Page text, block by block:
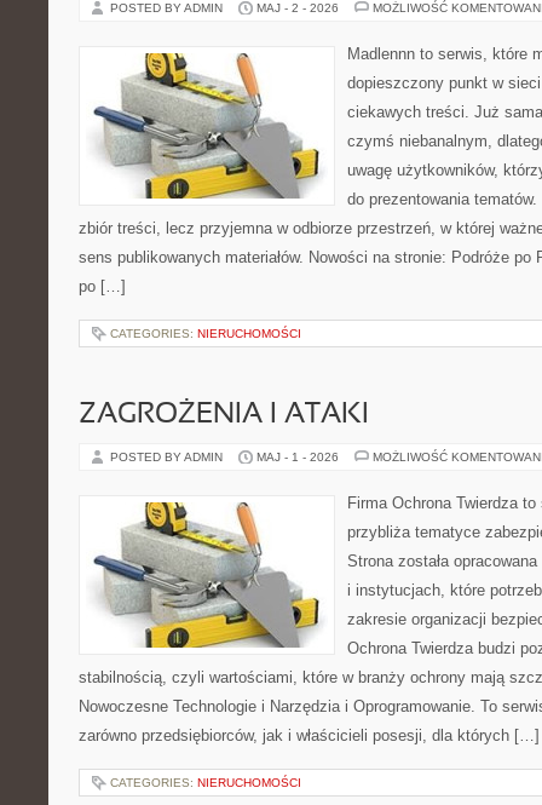
POSTED BY ADMIN MAJ - 2 - 2026 MOŻLIWOŚĆ
Madlennn to serwis, które
dopieszczony punkt w
ciekawych treści. Już
czymś niebanalnym,
uwagę użytkowników,
do prezentowania
zbiór treści, lecz przyjemna w odbiorze przestrzeń, w której
sens publikowanych materiałów. Nowości na stronie: Podróże
po […]
CATEGORIES: NIERUCHOMOŚCI
ZAGROŻENIA I ATAKI
POSTED BY ADMIN MAJ - 1 - 2026 MOŻLIWOŚĆ
Firma Ochrona Twierdza
przybliża tematyce
Strona została
i instytucjach, które
zakresie organizacji
Ochrona Twierdza budzi
stabilnością, czyli wartościami, które w branży ochrony mają
Nowoczesne Technologie i Narzędzia i Oprogramowanie. To
zarówno przedsiębiorców, jak i właścicieli posesji, dla których […]
CATEGORIES: NIERUCHOMOŚCI